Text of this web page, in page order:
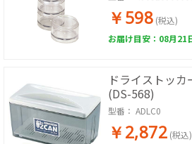
￥598 (税込)
お届け目安：08月21
ドライストッ
(DS-568)
型番： ADLC0
￥2,872 (税込)